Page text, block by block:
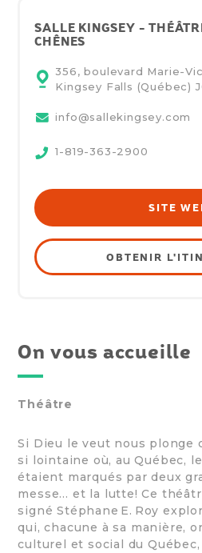
SALLE KINGSEY -
CHÊNES
356, boulevard Marie-
Kingsey Falls (Québec)
info@sallekingsey.com
1-819-363-2900
SITE
OBTENIR
On vous accueille
Théâtre
Si Dieu le veut nous plonge
si lointaine où, au Québec,
étaient marqués par deux
messe… et la lutte! Ce
signé Stéphane E. Roy
qui, chacune à sa manière,
culturel et social du